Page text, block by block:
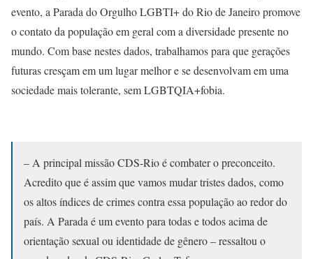
evento, a Parada do Orgulho LGBTI+ do Rio de Janeiro promove
o contato da população em geral com a diversidade presente no
mundo. Com base nestes dados, trabalhamos para que gerações
futuras cresçam em um lugar melhor e se desenvolvam em uma
sociedade mais tolerante, sem LGBTQIA+fobia.
– A principal missão CDS-Rio é combater o preconceito.
Acredito que é assim que vamos mudar tristes dados, como
os altos índices de crimes contra essa população ao redor do
país. A Parada é um evento para todas e todos acima de
orientação sexual ou identidade de gênero – ressaltou o